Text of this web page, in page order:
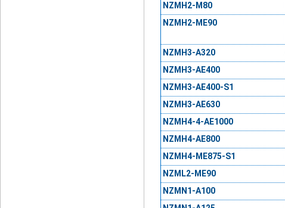
NZMH2-M80
NZMH2-ME90
NZMH3-A320
NZMH3-AE400
NZMH3-AE400-S1
NZMH3-AE630
NZMH4-4-AE1000
NZMH4-AE800
NZMH4-ME875-S1
NZML2-ME90
NZMN1-A100